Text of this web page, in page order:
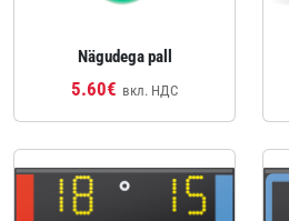
Nägudega pall
5.60€ вкл. НДС